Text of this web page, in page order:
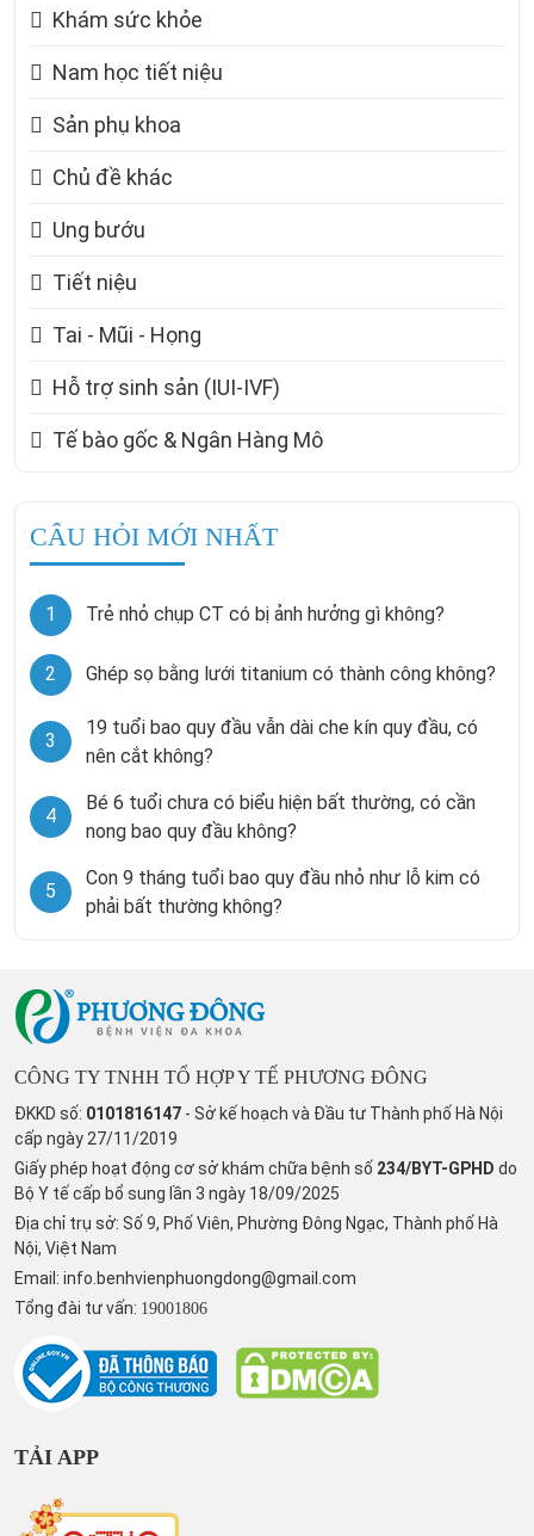
Khám sức khỏe
Nam học tiết niệu
Sản phụ khoa
Chủ đề khác
Ung bướu
Tiết niệu
Tai - Mũi - Họng
Hỗ trợ sinh sản (IUI-IVF)
Tế bào gốc & Ngân Hàng Mô
CÂU HỎI MỚI NHẤT
1 Trẻ nhỏ chụp CT có bị ảnh hưởng gì không?
2 Ghép sọ bằng lưới titanium có thành công không?
3
19 tuổi bao quy đầu vẫn dài che kín quy đầu, có
nên cắt không?
4
Bé 6 tuổi chưa có biểu hiện bất thường, có cần
nong bao quy đầu không?
5
Con 9 tháng tuổi bao quy đầu nhỏ như lỗ kim có
phải bất thường không?
CÔNG TY TNHH TỔ HỢP Y TẾ PHƯƠNG ĐÔNG
ĐKKD số: 0101816147 - Sở kế hoạch và Đầu tư Thành phố Hà Nội
cấp ngày 27/11/2019
Giấy phép hoạt động cơ sở khám chữa bệnh số 234/BYT-GPHD do
Bộ Y tế cấp bổ sung lần 3 ngày 18/09/2025
Địa chỉ trụ sở: Số 9, Phố Viên, Phường Đông Ngạc, Thành phố Hà
Nội, Việt Nam
Email: info.benhvienphuongdong@gmail.com
Tổng đài tư vấn: 19001806
TẢI APP